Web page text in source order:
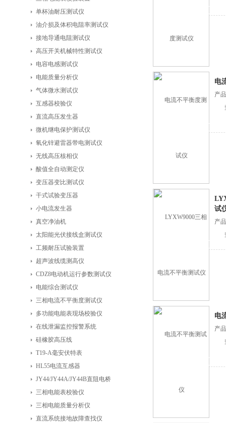
单杯油耐压测试仪
油介损及体积电阻率测试仪
接地导通电阻测试仪
高压开关机械特性测试仪
电容电感测试仪
电能质量分析仪
气体微水测试仪
互感器校验仪
直流高压发生器
微机继电保护测试仪
氧化锌避雷器带电测试仪
无线高压核相仪
酸值全自动测定仪
变压器变比测试仪
干式试验变压器
小电流发生器
真空净油机
太阳能光伏接线盒测试仪
工频耐压试验装置
超声波线缆测高仪
CDZ8电动机运行参数测试仪
电能综合测试仪
三相电流不平衡度测试仪
多功能电能表现场校验仪
在线泄漏监控报警系统
硅橡胶高压线
T19-A毫安伏特表
HL55电流互感器
JY44/JY44A/JY44B直阻电桥
三相电能表校验仪
三相电能质量分析仪
直流系统接地故障查找仪
电
产
试
产
电
产